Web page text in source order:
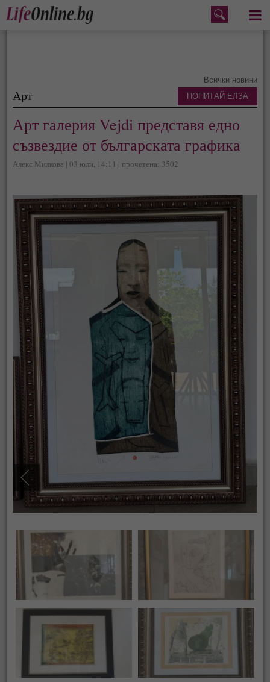
Меню
Всички новини
Арт
Арт галерия Vejdi представя едно
съзвездие от българската графика
Алекс Милкова | 03 юли, 14:11 | прочетена: 3502
ПОПИТАЙ ЕЛЗА